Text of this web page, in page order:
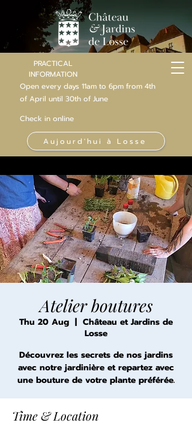
PRACTICAL
INFORMATION
Open every days 11am to 6pm from 4th
of April until 30th of June
Check in online
Aujourd'hui à Losse
Atelier boutures
Thu 20 Aug
  |
Château et Jardins de
Losse
Découvrez les secrets de nos jardins
avec notre jardinière et repartez avec
une bouture de votre plante préférée.
Time & Location